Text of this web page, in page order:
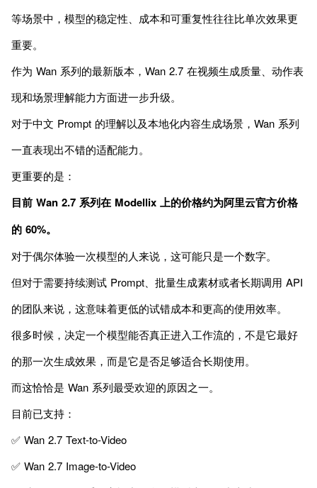
等场景中，模型的稳定性、成本和可重复性往往比单次效果更
重要。
作为 Wan 系列的最新版本，Wan 2.7 在视频生成质量、动作表
现和场景理解能力方面进一步升级。
对于中文 Prompt 的理解以及本地化内容生成场景，Wan 系列
一直表现出不错的适配能力。
更重要的是：
目前 Wan 2.7 系列在 Modellix 上的价格约为阿里云官方价格
的 60%。
对于偶尔体验一次模型的人来说，这可能只是一个数字。
但对于需要持续测试 Prompt、批量生成素材或者长期调用 API
的团队来说，这意味着更低的试错成本和更高的使用效率。
很多时候，决定一个模型能否真正进入工作流的，不是它最好
的那一次生成效果，而是它是否足够适合长期使用。
而这恰恰是 Wan 系列最受欢迎的原因之一。
目前已支持：
✅ Wan 2.7 Text-to-Video
✅ Wan 2.7 Image-to-Video